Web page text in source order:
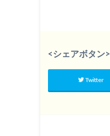
<シェアボタン>
Twitter